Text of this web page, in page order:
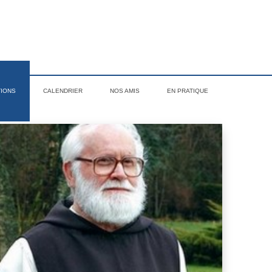
CALENDRIER NOS AMIS EN PRATIQUE